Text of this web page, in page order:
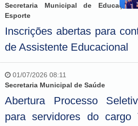
Secretaria Municipal de Educação,
Esporte
Inscrições abertas para
de Assistente Educacional
01/07/2026 08:11
Secretaria Municipal de Saúde
Abertura Processo
para servidores do cargo